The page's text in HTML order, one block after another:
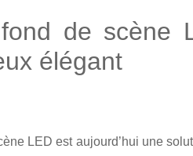
de scène
élégant
LED est aujourd’hui une